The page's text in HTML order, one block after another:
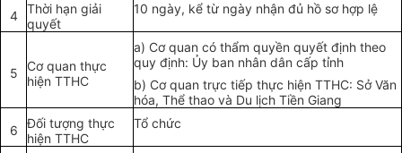
4
Thời hạn giải
quyết
10 ngày, kể từ ngày nhận đủ hồ sơ hợp lệ
5
Cơ quan thực
hiện TTHC
a) Cơ quan có thẩm quyền quyết định theo
quy định: Ủy ban nhân dân cấp tỉnh
b) Cơ quan trực tiếp thực hiện TTHC: Sở Văn
hóa, Thể thao và Du lịch Tiền Giang
6
Đối tượng thực
hiện TTHC
Tổ chức